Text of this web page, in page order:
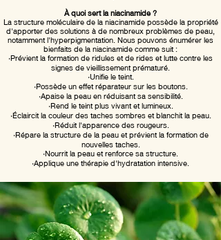
À quoi sert la niacinamide ?
La structure moléculaire de la niacinamide possède la propriété
d'apporter des solutions à de nombreux problèmes de peau,
notamment l'hyperpigmentation. Nous pouvons énumérer les
bienfaits de la niacinamide comme suit :
•Prévient la formation de ridules et de rides et lutte contre les
signes de vieillissement prématuré.
•Unifie le teint.
•Possède un effet réparateur sur les boutons.
•Apaise la peau en réduisant sa sensibilité.
•Rend le teint plus vivant et lumineux.
•Éclaircit la couleur des taches sombres et blanchit la peau.
•Réduit l'apparence des rougeurs.
•Répare la structure de la peau et prévient la formation de
nouvelles taches.
•Nourrit la peau et renforce sa structure.
•Applique une thérapie d'hydratation intensive.